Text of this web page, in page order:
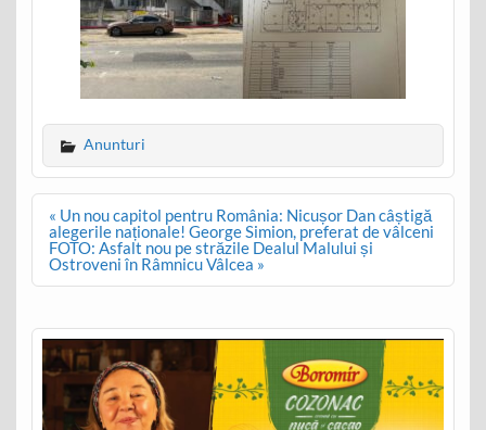
Anunturi
Post
navigation
« Un nou capitol pentru România: Nicușor Dan câștigă
alegerile naționale! George Simion, preferat de vâlceni
FOTO: Asfalt nou pe străzile Dealul Malului și
Ostroveni în Râmnicu Vâlcea »